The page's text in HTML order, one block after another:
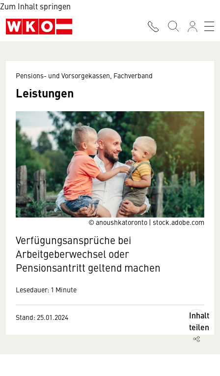
Zum Inhalt springen
© anoushkatoronto | stock.adobe.com
Pensions- und Vorsorgekassen, Fachverband
Leistungen
Verfügungsansprüche bei
Arbeitgeberwechsel oder
Pensionsantritt geltend machen
Lesedauer: 1 Minute
Stand: 25.01.2024
Inhalt
teilen